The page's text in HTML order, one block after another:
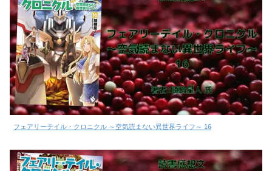
フェアリーテイル・クロニクル ～空気読まない異世界ライフ～ 16